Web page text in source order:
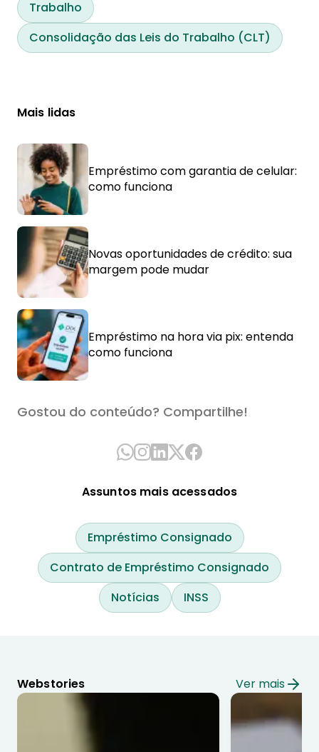
Trabalho
Consolidação das Leis do Trabalho (CLT)
Mais lidas
Empréstimo com garantia de celular:
como funciona
Novas oportunidades de crédito: sua
margem pode mudar
Empréstimo na hora via pix: entenda
como funciona
Gostou do conteúdo? Compartilhe!
Assuntos mais acessados
Empréstimo Consignado
Contrato de Empréstimo Consignado
Notícias
INSS
Webstories Ver mais